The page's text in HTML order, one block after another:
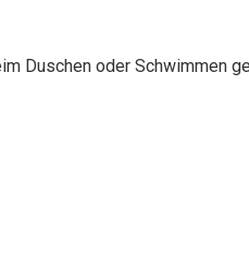
Duschen oder Schwimmen